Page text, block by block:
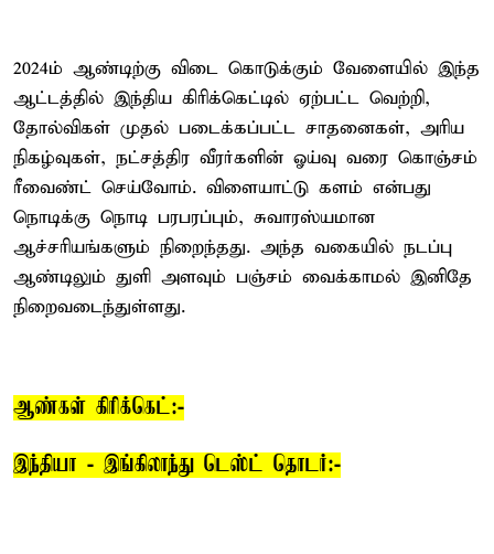
2024ம் ஆண்டிற்கு விடை கொடுக்கும் வேளையில் இந்த
ஆட்டத்தில் இந்திய கிரிக்கெட்டில் ஏற்பட்ட வெற்றி,
தோல்விகள் முதல் படைக்கப்பட்ட சாதனைகள், அரிய
நிகழ்வுகள், நட்சத்திர வீரர்களின் ஓய்வு வரை கொஞ்சம்
ரீவைண்ட் செய்வோம். விளையாட்டு களம் என்பது
நொடிக்கு நொடி பரபரப்பும், சுவாரஸ்யமான
ஆச்சரியங்களும் நிறைந்தது. அந்த வகையில் நடப்பு
ஆண்டிலும் துளி அளவும் பஞ்சம் வைக்காமல் இனிதே
நிறைவடைந்துள்ளது.
ஆண்கள் கிரிக்கெட்:-
இந்தியா - இங்கிலாந்து டெஸ்ட் தொடர்:-